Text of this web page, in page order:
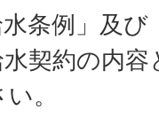
水条例」及
契約の内
い。